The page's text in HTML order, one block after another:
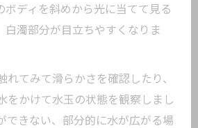
ボディを斜めから光に当てて見る
白濁部分が目立ちやすくなりま
れてみて滑らかさを確認したり、
をかけて水玉の状態を観察しまし
できない、部分的に水が広がる場